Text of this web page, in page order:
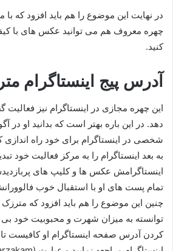
در نهایت این موضوع را هم باید افزود که با
چهره معروف هم می توانید عکس های با
کنید.
آدرس پیج اینستاگرام
این چهره مجازی در اینستاگرام نیز
شخصی در اینستاگرام برای خود راه
به بعد اینستاگرام را به مرکز فعالیت خود
اینستاگرامش عکس ها و کلیپ های
تمام پست های او با استقبال خوب
چنین این موضوع را هم باید افزود که مترزک
توانسته به میزان شهرت و محبوبیت خود بی
کردن آدرس صفحه اینستاگرام او کافیست